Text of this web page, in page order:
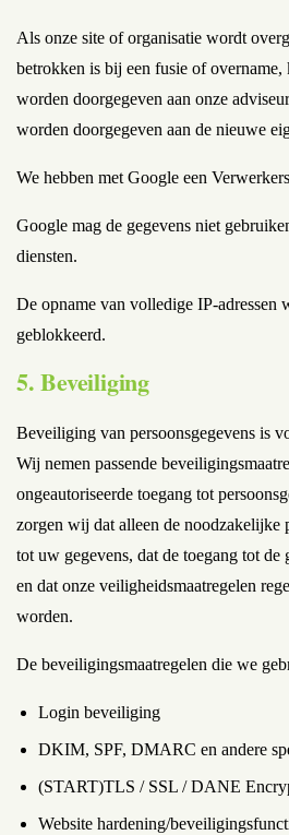
Als onze site of organisatie wordt
betrokken is bij een fusie of overname,
worden doorgegeven aan onze
worden doorgegeven aan de nieuwe
We hebben met Google een
Google mag de gegevens niet
diensten.
De opname van volledige IP-adressen
geblokkeerd.
5. Beveiliging
Beveiliging van persoonsgegevens is
Wij nemen passende
ongeautoriseerde toegang tot
zorgen wij dat alleen de noodzakelijke
tot uw gegevens, dat de toegang tot de
en dat onze veiligheidsmaatregelen
worden.
De beveiligingsmaatregelen die we
Login beveiliging
DKIM, SPF, DMARC en andere
(START)TLS / SSL / DANE
Website hardening/